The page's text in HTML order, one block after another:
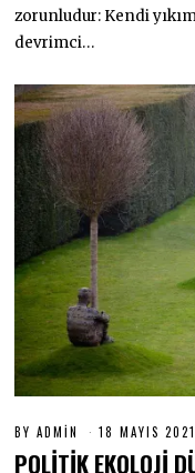
zorunludur: Kendi
devrimci…
BYADMIN 18 MAYIS 2021
POLİTİK EKOLOJİ